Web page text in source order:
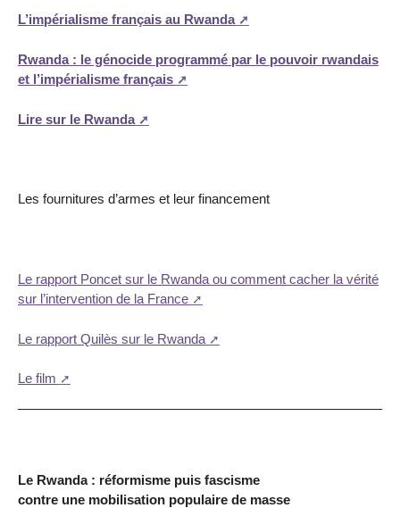
L’impérialisme français au Rwanda
Rwanda : le génocide programmé par le pouvoir rwandais
et l’impérialisme français
Lire sur le Rwanda
Les fournitures d’armes et leur financement
Le rapport Poncet sur le Rwanda ou comment cacher la vérité
sur l’intervention de la France
Le rapport Quilès sur le Rwanda
Le film
Le Rwanda : réformisme puis fascisme
contre une mobilisation populaire de masse